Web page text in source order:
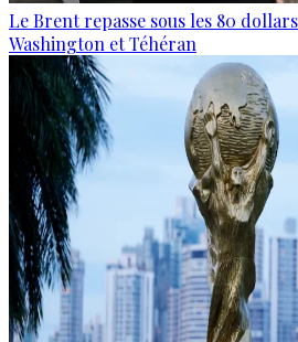
Le Brent repasse sous les 80
Washington et Téhéran